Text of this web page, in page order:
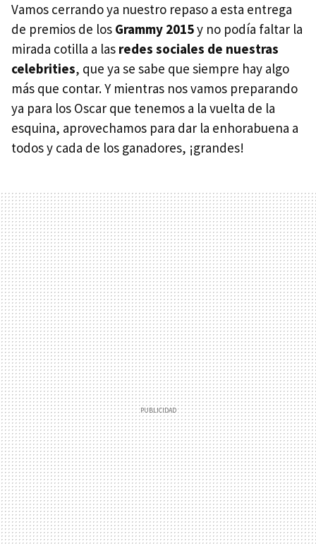
Vamos cerrando ya nuestro repaso a esta entrega
de premios de los Grammy 2015y no podía faltar la
mirada cotilla a las redes sociales de nuestras
celebrities, que ya se sabe que siempre hay algo
más que contar. Y mientras nos vamos preparando
ya para los Oscar que tenemos a la vuelta de la
esquina, aprovechamos para dar la enhorabuena a
todos y cada de los ganadores, ¡grandes!